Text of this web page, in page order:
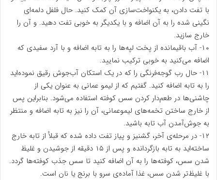
با تفت دادن، به یکنواخت‌سازی آن کمک کنید. حال فلفل دلمه‌ای
نگینی شده را به آن اضافه و با یکدیگر به خوبی تفت دهید. و آن را
خارج سازید.
۱۰- آب باقیمانده از پخت لپه‌ها را به تابه اضافه و با آرد سفیدی که
اضافه می‌کنید به خوبی ترکیب نمایید.
۱۱- حال رب گوجه‌فرنگی را که در یک استکان آب‌جوش رقیق نموده‌اید
را به تابه اضافه کنید. گفتیم که از لیمو عمانی به عنوان یکی از
چاشنی‌ها در طعم‌دار کردن سس کوفته استفاده می‌شود. بنابراین پس
از خارج ساختن تخمه‌های لیموعمانی، آن را نیز به تابه اضافه و منتظر
به جوش‌آمدن آب تابه باشید.
۱۲- در مرحله‌ی آخر، گشنیز و پیاز تفت داده شده که قبلأ از تابه خارج
ساخته‌اید به تابه بازگردانده و پس از ۱۵ دقیقه از جوشیدن و غلیظ
شدن سس، کوفته‌ها را به آن اضافه کنید تا سس جذب کوفته‌ها گردد.
با غلیظ‌تر شدن سس، غذا آماده‌ی سرو با برنج یا نان است.